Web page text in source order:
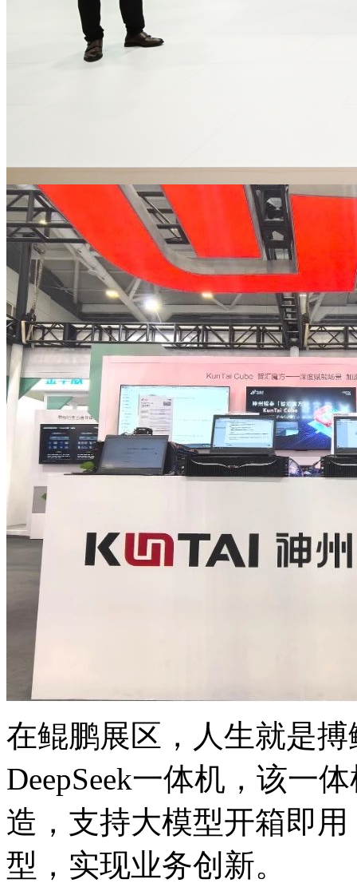
在鲲鹏展区，人生就是
DeepSeek一体机，该
造，支持大模型开箱即
型，实现业务创新。